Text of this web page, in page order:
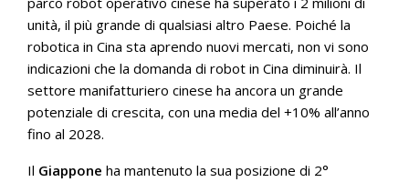
unità, il più grande di qualsiasi altro Paese. Poiché la
robotica in Cina sta aprendo nuovi mercati, non vi sono
indicazioni che la domanda di robot in Cina diminuirà. Il
settore manifatturiero cinese ha ancora un grande
potenziale di crescita, con una media del +10% all’anno
fino al 2028.
Il Giappone ha mantenuto la sua posizione di 2°